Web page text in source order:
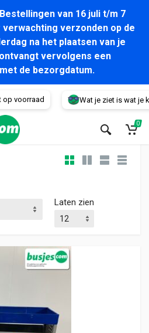
van 16 juli t/m 7
verzonden op de
na het plaatsen van je
vervolgens een
de bezorgdatum.
voorraad Wat je ziet is wat je
0
Laten zien